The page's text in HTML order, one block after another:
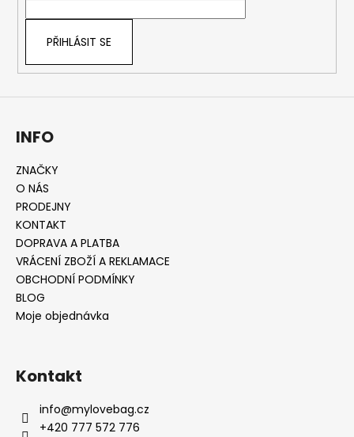
PŘIHLÁSIT SE
INFO
ZNAČKY
O NÁS
PRODEJNY
KONTAKT
DOPRAVA A PLATBA
VRÁCENÍ ZBOŽÍ A REKLAMACE
OBCHODNÍ PODMÍNKY
BLOG
Moje objednávka
Kontakt
info@mylovebag.cz
+420 777 572 776